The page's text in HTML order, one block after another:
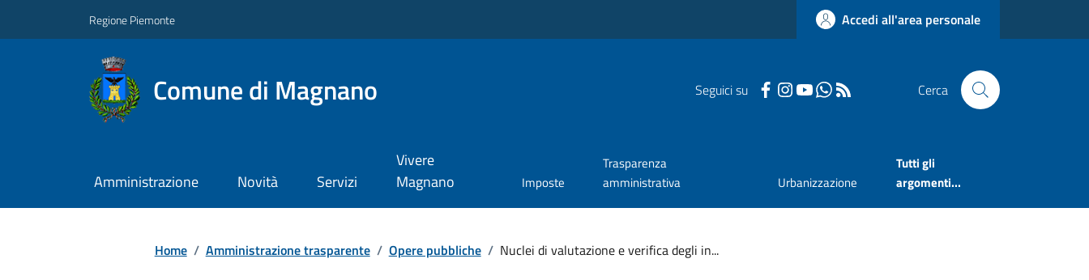
Regione Piemonte Accedi all'area personale
Comune di Magnano Seguici su Cerca
Amministrazione Novità Servizi
Vivere
Magnano
Imposte
Trasparenza
amministrativa
Urbanizzazione
Tutti gli
argomenti...
Home / Amministrazione trasparente / Opere pubbliche / Nuclei di valutazione e verifica degli in...